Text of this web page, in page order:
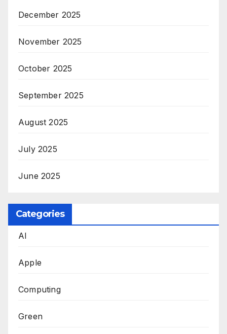
December 2025
November 2025
October 2025
September 2025
August 2025
July 2025
June 2025
Categories
AI
Apple
Computing
Green